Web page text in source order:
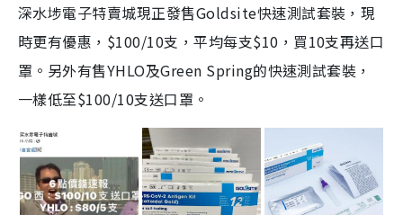
深水埗電子特賣城現正發售Goldsite快速測試套裝，現
時更有優惠，$100/10支，平均每支$10，買10支再送口
罩。另外有售YHLO及Green Spring的快速測試套裝，
一樣低至$100/10支送口罩。